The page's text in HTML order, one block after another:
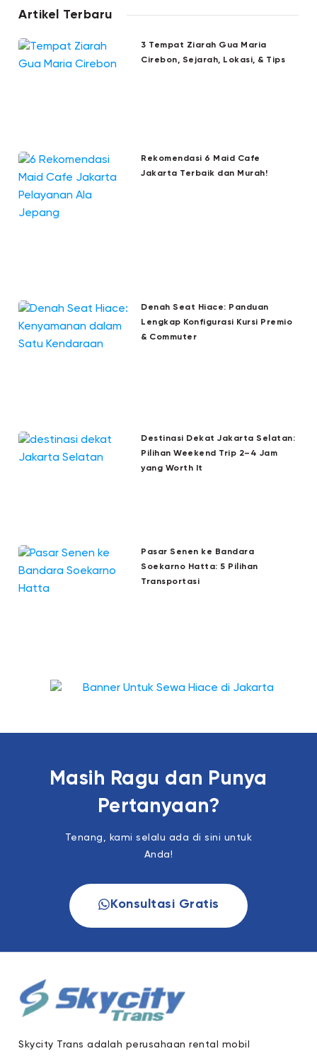
Artikel Terbaru
3 Tempat Ziarah Gua Maria
Cirebon, Sejarah, Lokasi, & Tips
Rekomendasi 6 Maid Cafe
Jakarta Terbaik dan Murah!
Denah Seat Hiace: Panduan
Lengkap Konfigurasi Kursi Premio
& Commuter
Destinasi Dekat Jakarta Selatan:
Pilihan Weekend Trip 2–4 Jam
yang Worth It
Pasar Senen ke Bandara
Soekarno Hatta: 5 Pilihan
Transportasi
Masih Ragu dan Punya
Pertanyaan?
Tenang, kami selalu ada di sini untuk
Anda!
Konsultasi Gratis
Skycity Trans adalah perusahaan rental mobil